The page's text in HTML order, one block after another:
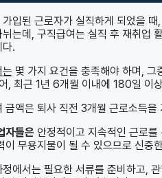
입된 근로자가 실직하게 되었을
는데, 구직급여는 실직 후 재취업
.
몇 가지 요건을 충족해야 하며,
, 최근 1년 6개월 이내에 180일 이
금액은 퇴사 직전 3개월 근로소득
자들은 안정적이고 지속적인 근로
이 무용지물이 될 수 있으므로 신중
에서는 필요한 서류를 준비하고,